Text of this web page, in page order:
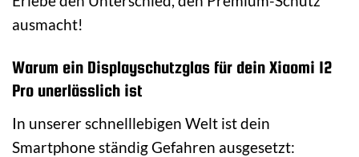
ausmacht!
Warum ein Displayschutzglas für dein Xiaomi 12
Pro unerlässlich ist
In unserer schnelllebigen Welt ist dein
Smartphone ständig Gefahren ausgesetzt: